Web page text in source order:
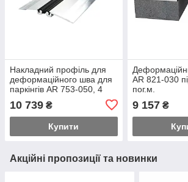
Накладний профіль для
деформаційного шва для
паркінгів AR 753-050, 4
10 739 ₴
Купити
AR 821-030
пог.м.
9 157₴
Акційні пропозиції та новинки